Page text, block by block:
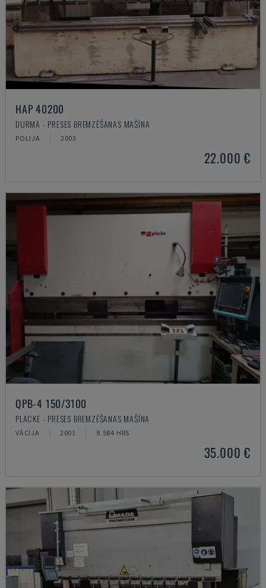
HAP 40200
DURMA - PRESES BREMZĒŠANAS MAŠĪNA
POLIJA 2003
22.000 €
QPB-4 150/3100
PLACKE - PRESES BREMZĒŠANAS MAŠĪNA
VĀCIJA 2001 9.584 HRS
35.000 €